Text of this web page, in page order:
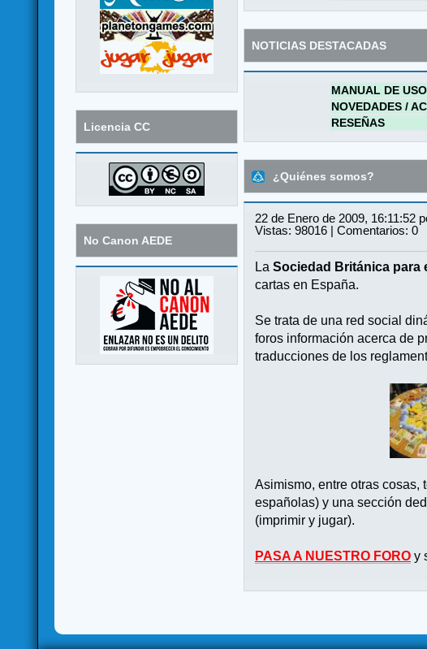
Licencia CC
No Canon AEDE
NOTICIAS DESTACADAS
MANUAL DE USO
NOVEDADES /
RESEÑAS
¿Quiénes somos?
22 de Enero de 2009, 16:11:52
Vistas: 98016 | Comentarios: 0
La Sociedad Británica para
cartas en España.
Se trata de una red social
foros información acerca de
traducciones de los
Asimismo, entre otras cosas,
españolas) y una sección
(imprimir y jugar).
PASA A NUESTRO FORO y